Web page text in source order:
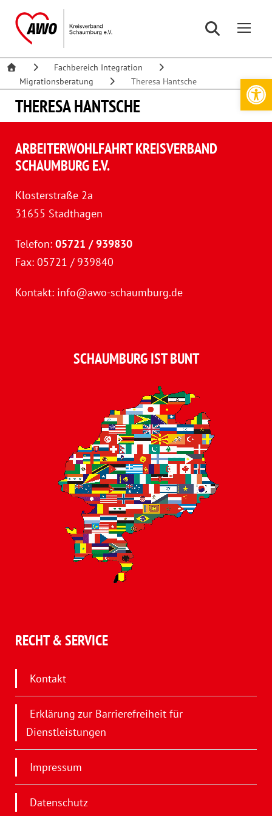
Fachbereich Integration
Migrationsberatung
Theresa Hantsche
THERESA HANTSCHE
ARBEITERWOHLFAHRT KREISVERBAND
SCHAUMBURG E.V.
Klosterstraße 2a
31655 Stadthagen
Telefon: 05721 / 939830
Fax: 05721 / 939840
Kontakt: info@awo-schaumburg.de
SCHAUMBURG IST BUNT
RECHT & SERVICE
Kontakt
Erklärung zur Barrierefreiheit für
Dienstleistungen
Impressum
Datenschutz
Werkzeugleiste öffnen